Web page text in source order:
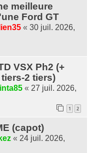
meilleure
Ford GT
« 30 juil. 2026,
VSX Ph2 (+
2 tiers)
« 27 juil. 2026,
1 2
(capot)
« 24 juil. 2026,